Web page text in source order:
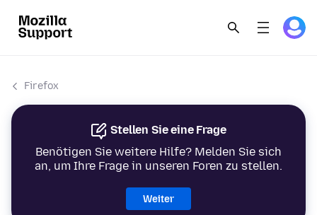
Firefox
Stellen Sie eine Frage
Benötigen Sie weitere Hilfe? Melden Sie sich
an, um Ihre Frage in unseren Foren zu stellen.
Weiter